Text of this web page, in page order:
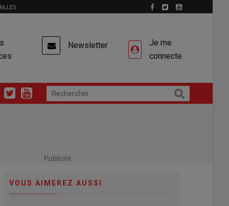
Newsletter
Je me
connecte
Publicité
VOUS AIMEREZ AUSSI